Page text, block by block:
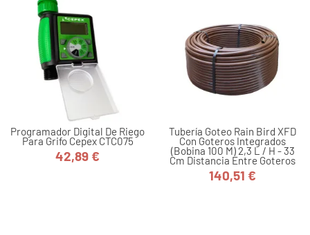
Programador Digital De Riego
Para Grifo Cepex CTC075
Precio
42,89 €
Tubería Goteo Rain Bird XFD
Con Goteros Integrados
(bobina 100 M) 2,3 L / H - 33
Cm Distancia Entre Goteros
Precio
140,51 €